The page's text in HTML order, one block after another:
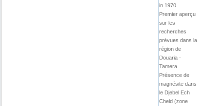
in 1970.
Premier aperçu
sur les
recherches
prévues dans la
région de
Douaria -
Tamera
Présence de
magnésite dans
le Djebel Ech
Cheid (zone